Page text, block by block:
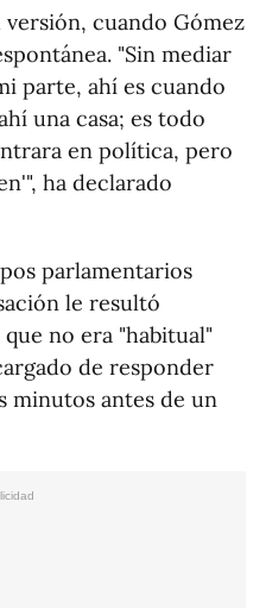
versión, cuando Gómez
"Sin mediar
parte, ahí es cuando
una casa; es todo
en política, pero
ha declarado
parlamentarios
le resultó
no era "habitual"
de responder
minutos antes de un